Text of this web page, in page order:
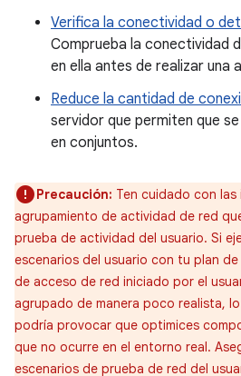
Verifica la conectividad o
Comprueba la conectividad
en ella antes de realizar una
Reduce la cantidad de
servidor que permiten que
en conjuntos.
Precaución: Ten cuidado con
agrupamiento de actividad de red
prueba de actividad del usuario. Si
escenarios del usuario con tu plan
de acceso de red iniciado por el
agrupado de manera poco realista,
podría provocar que optimices
que no ocurre en el entorno real.
escenarios de prueba de red del